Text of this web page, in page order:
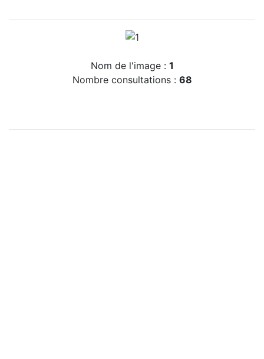
Nom de l'image : 1
Nombre consultations : 68